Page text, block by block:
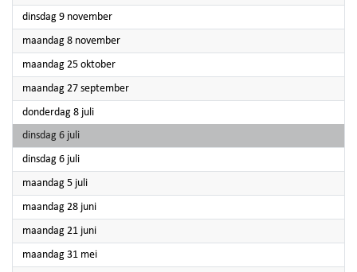
dinsdag 9 november2021
maandag 8 november2021
maandag 25 oktober2021
maandag 27 september2021
donderdag 8 juli2021
dinsdag 6 juli2021
dinsdag 6 juli2021
maandag 5 juli2021
maandag 28 juni2021
maandag 21 juni2021
maandag 31 mei2021